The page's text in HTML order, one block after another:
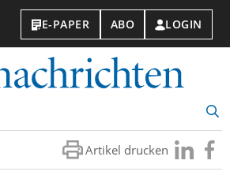
E-PAPER ABO LOGIN
Artikel drucken Besuchen
Sie
Sie